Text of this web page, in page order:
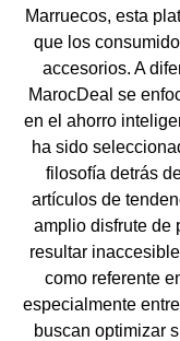
Marruecos, esta
que los
accesorios. A
MarocDeal se
en el ahorro
ha sido
filosofía detrás
artículos de
amplio disfrute de
resultar
como referente
especialmente
buscan optimizar